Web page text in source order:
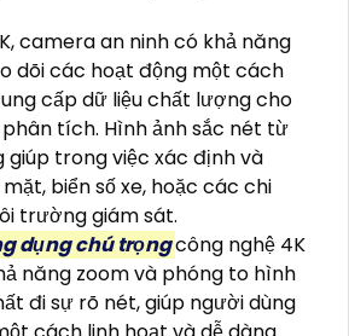
camera an ninh có khả năng
dõi các hoạt động một cách
cấp dữ liệu chất lượng cho
tích. Hình ảnh sắc nét từ
trong việc xác định và
biển số xe, hoặc các chi
trường giám sát.
dụng chú trọngcông nghệ 4K
năng zoom và phóng to hình
đi sự rõ nét, giúp người dùng